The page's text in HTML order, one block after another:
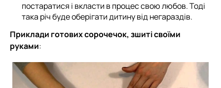
постаратися і вкласти в процес свою любов. Тоді
така річ буде оберігати дитину від негараздів.
Приклади готових сорочечок, зшиті своїми
руками: